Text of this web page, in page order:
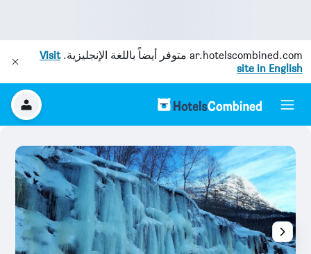
ar.hotelscombined.com متوفر أيضاً باللغة الإنجليزية.Visit
site in English